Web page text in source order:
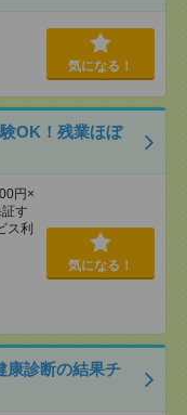
気になる！
OK！残業ほぼ
円×
す
ス利
気になる！
康診断の結果チ